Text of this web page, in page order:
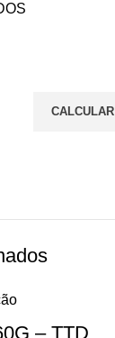
CALCULAR
– TTD